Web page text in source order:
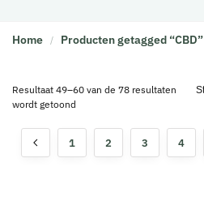
Home / Producten getagged “CBD”
Resultaat 49–60 van de 78 resultaten
wordt getoond
1 2 3 4